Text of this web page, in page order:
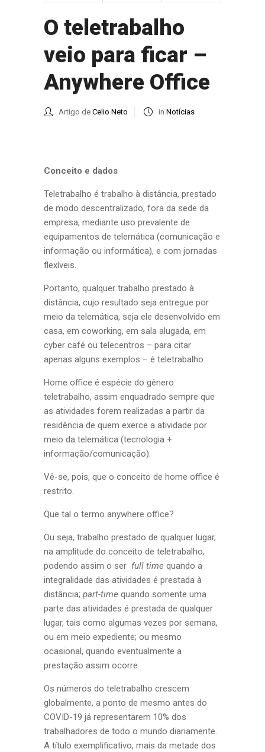
O teletrabalho
veio para ficar –
Anywhere Office
Artigo de Celio Neto in Notícias
Conceito e dados
Teletrabalho é trabalho à distância, prestado
de modo descentralizado, fora da sede da
empresa, mediante uso prevalente de
equipamentos de telemática (comunicação e
informação ou informática), e com jornadas
flexíveis.
Portanto, qualquer trabalho prestado à
distância, cujo resultado seja entregue por
meio da telemática, seja ele desenvolvido em
casa, em coworking, em sala alugada, em
cyber café ou telecentros – para citar
apenas alguns exemplos – é teletrabalho.
Home office é espécie do gênero
teletrabalho, assim enquadrado sempre que
as atividades forem realizadas a partir da
residência de quem exerce a atividade por
meio da telemática (tecnologia +
informação/comunicação).
Vê-se, pois, que o conceito de home office é
restrito.
Que tal o termo anywhere office?
Ou seja, trabalho prestado de qualquer lugar,
na amplitude do conceito de teletrabalho,
podendo assim o ser full time quando a
integralidade das atividades é prestada à
distância; part-time quando somente uma
parte das atividades é prestada de qualquer
lugar, tais como algumas vezes por semana,
ou em meio expediente; ou mesmo
ocasional, quando eventualmente a
prestação assim ocorre.
Os números do teletrabalho crescem
globalmente, a ponto de mesmo antes do
COVID-19 já representarem 10% dos
trabalhadores de todo o mundo diariamente.
A título exemplificativo, mais da metade dos